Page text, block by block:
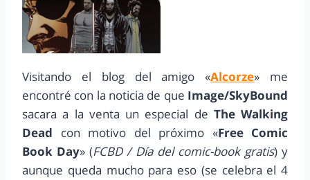
Visitando el blog del amigo «Alcorze» me
encontré con la noticia de que Image/SkyBound
sacara a la venta un especial de The Walking
Dead con motivo del próximo «Free Comic
Book Day» (FCBD / Día del comic-book gratis) y
aunque queda mucho para eso (se celebra el 4